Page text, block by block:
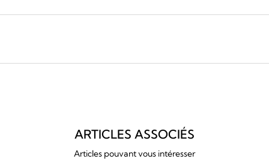
ARTICLES ASSOCIÉS
Articles pouvant vous intéresser